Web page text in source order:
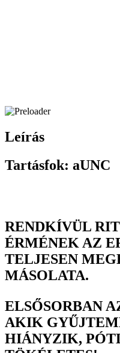
Leírás
Tartásfok: aUNC
RENDKÍVÜL
ÉRMÉNEK AZ
TELJESEN
MÁSOLATA.
ELSŐSORBAN
AKIK
HIÁNYZIK,